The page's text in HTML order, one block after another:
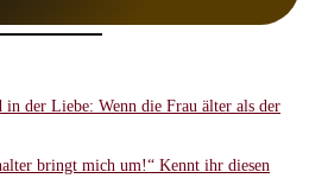
in der Liebe: Wenn die Frau älter als der
bringt mich um!“ Kennt ihr diesen